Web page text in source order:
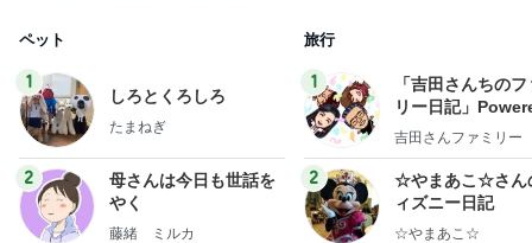
ペット
1
しろとくろしろ
たまねぎ
2
母さんは今日も世話を
やく
藤緒 ミルカ
旅行
1
「吉田さんちの
リー日記」
y Ameba 吉田さ
ログ
吉田さんファミリー
2
☆やまあこ☆さん
ィズニー日記
☆やまあこ☆